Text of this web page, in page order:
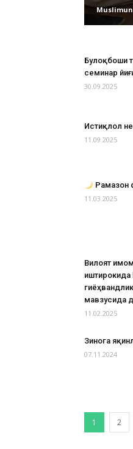
Булоқбоши
семинар
30.09.2025
Истиқлол
11.09.2025
Рамазон
11.03.2025
Вилоят
мавзусида
11.02.2025
Зинога
07.11.2024
1 2